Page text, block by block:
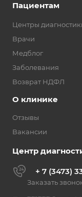
Пациентам
Центры
Врачи
Медблог
Заболевания
Возврат НДФЛ
О клинике
Отзывы
Вакансии
Центр
+ 7 (3473)
Заказать